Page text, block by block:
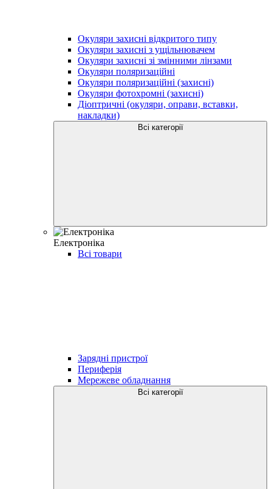
Окуляри захисні відкритого типу
Окуляри захисні з ущільнювачем
Окуляри захисні зі змінними лінзами
Окуляри поляризаційні
Окуляри поляризаційні (захисні)
Окуляри фотохромні (захисні)
Діоптричні (окуляри, оправи, вставки,
накладки)
Всі категорії
Електроніка
Всі товари
Зарядні пристрої
Периферія
Мережеве обладнання
Всі категорії